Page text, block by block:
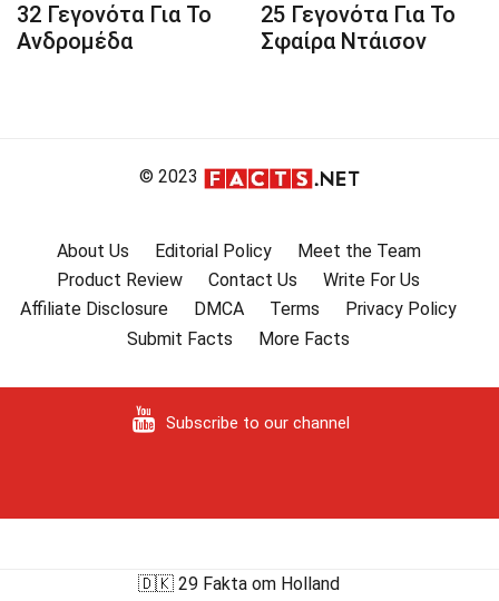
32 Γεγονότα Για Το
Ανδρομέδα
25 Γεγονότα Για Το
Σφαίρα Ντάισον
© 2023
About Us Editorial Policy
Meet the Team
Product Review
Contact Us
Write For Us
Affiliate Disclosure
DMCA Terms
Privacy Policy
Submit Facts
More Facts
Subscribe to our channel
🇩🇰 29 Fakta om Holland